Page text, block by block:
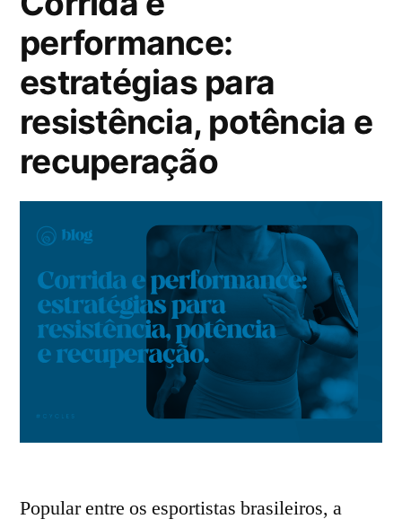
performance:
estratégias para
resistência, potência e
recuperação
Popular entre os esportistas brasileiros, a